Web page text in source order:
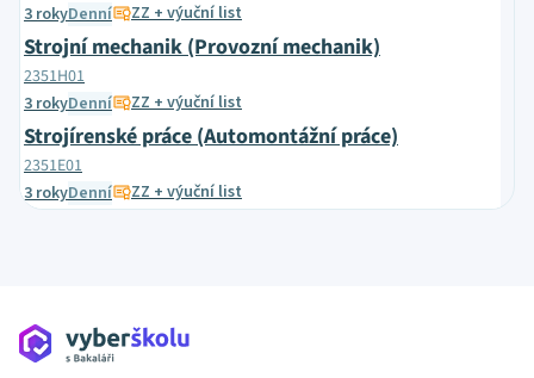
3 rokyDenní ZZ + výuční list
Strojní mechanik (Provozní mechanik)
2351H01
3 rokyDenní ZZ + výuční list
Strojírenské práce (Automontážní práce)
2351E01
3 rokyDenní ZZ + výuční list